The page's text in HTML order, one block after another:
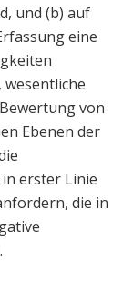
und (b) auf
eine
wesentliche
von
Ebenen der
erster Linie
die in